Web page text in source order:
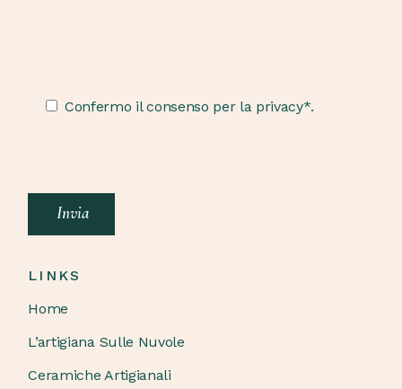
Confermo il consenso per la privacy*.
Invia
LINKS
Home
L’artigiana Sulle Nuvole
Ceramiche Artigianali